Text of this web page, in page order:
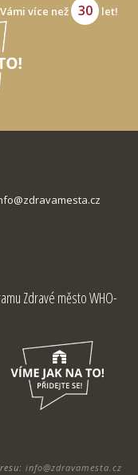
více než
30 let!
Zdravé město WHO-
info@zdravamesta.cz